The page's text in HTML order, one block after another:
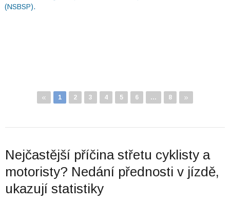
(NSBSP).
« 1 2 3 4 5 6 … 8 »
Nejčastější příčina střetu cyklisty a
motoristy? Nedání přednosti v jízdě,
ukazují statistiky